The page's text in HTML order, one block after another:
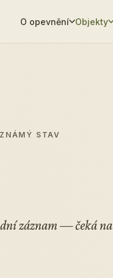
O opevnění Objekty
STAV
záznam — čeká na